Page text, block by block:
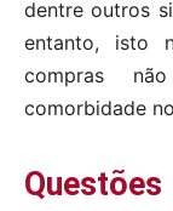
dentre outros
entanto, isto
compras
comorbidade